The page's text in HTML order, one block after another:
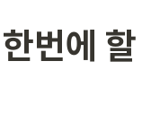
번에 할